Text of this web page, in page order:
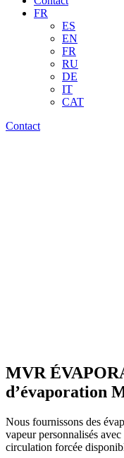
FR
ES
EN
FR
RU
DE
IT
CAT
Contact
MVR
d’évaporation
Nous fournissons des
vapeur personnalisés
circulation forcée